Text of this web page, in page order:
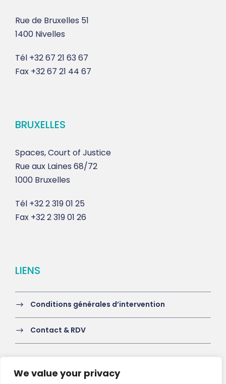
We value your privacy
Rue de Bruxelles 51
1400 Nivelles
Tél +32 67 21 63 67
Fax +32 67 21 44 67
BRUXELLES
Spaces, Court of Justice
Rue aux Laines 68/72
1000 Bruxelles
Tél +32 2 319 01 25
Fax +32 2 319 01 26
LIENS
Conditions générales d’intervention
Contact & RDV